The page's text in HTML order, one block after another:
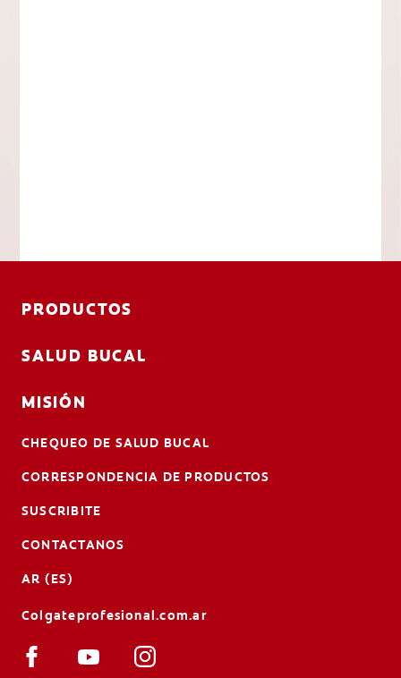
PRODUCTOS
SALUD BUCAL
MISIÓN
CHEQUEO DE SALUD BUCAL
CORRESPONDENCIA DE PRODUCTOS
SUSCRIBITE
CONTACTANOS
AR (ES)
Colgateprofesional.com.ar